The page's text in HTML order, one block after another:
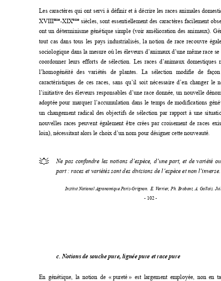
Les caractères qui ont servi à définir et à décrire les races animales dom
XVIIIème-XIXème siècles, sont essentiellement des caractères facilement
ont un déterminisme génétique simple (voir amélioration des animaux).
tout cas dans tous les pays industrialisés, la notion de race recouvre
sociologique dans la mesure où les éleveurs d’animaux d’une même race se
coordonner leurs efforts de sélection. Les races d’animaux domestiques
l’homogénéité des variétés de plantes. La sélection modifie de
caractéristiques de ces races, sans qu’il soit nécessaire d’en changer
l’initiative des éleveurs responsables d’une race donnée, un nouvelle
adoptée pour marquer l’accumulation dans le temps de modifications
un changement radical des objectifs de sélection par rapport à une
nouvelles races peuvent également être crées par croisement de races
loin), nécessitant alors le choix d’un nom pour désigner cette nouveauté.
 Ne pas confondre les notions d’espèce, d’une part, et de variété
part : races et variétés sont des divisions de l’espèce et non l’inverse.
Institut National Agronomique Paris-Grignon. E. Verrier, Ph. Brabant, A. Gallais.
- 102 -
c. Notions de souche pure, lignée pure et race pure
En génétique, la notion de « pureté » est largement employée, non en